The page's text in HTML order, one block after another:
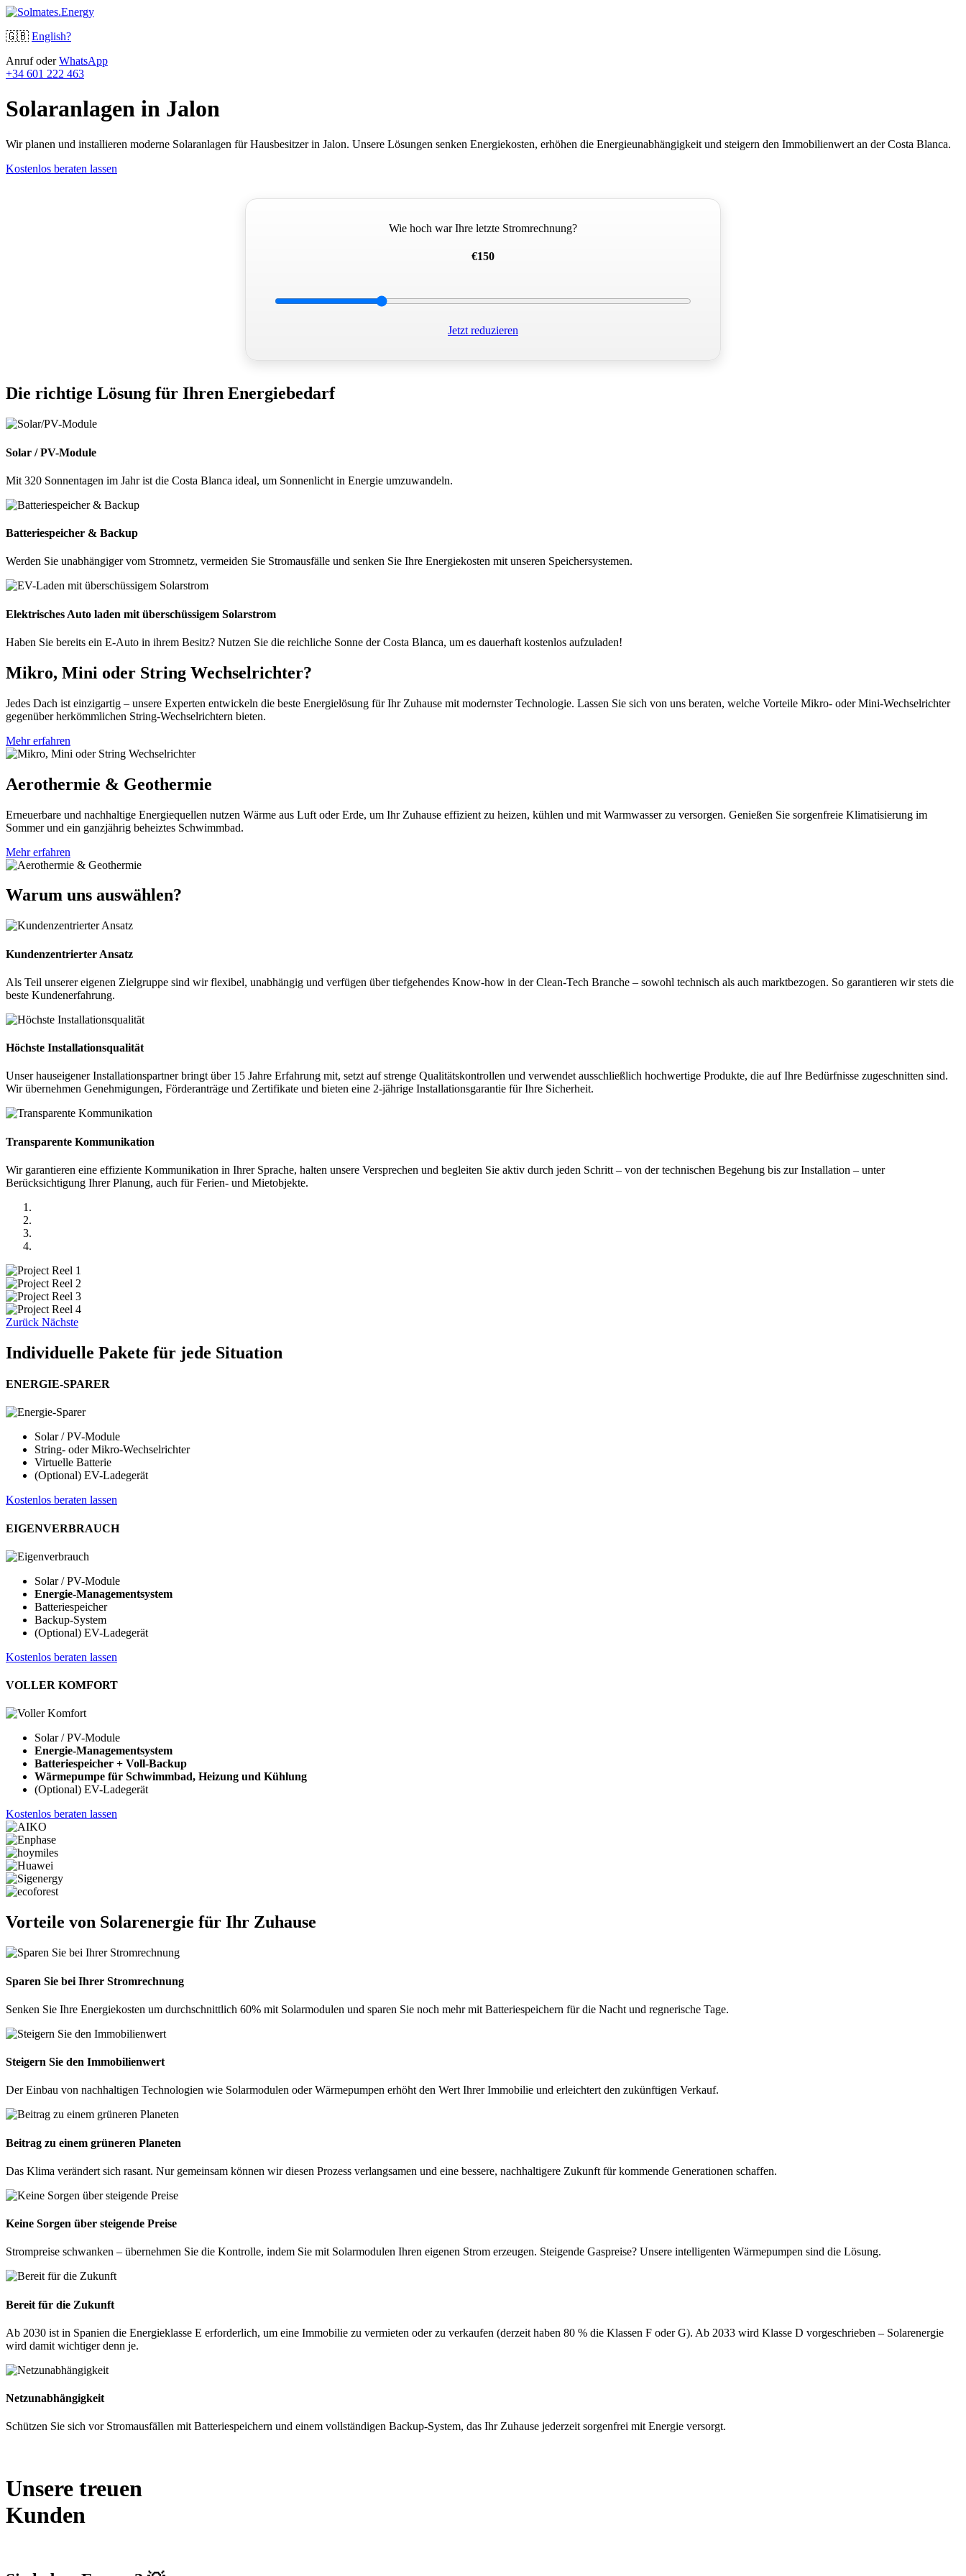
🇬🇧 English?
Anruf oderWhatsApp
+34 601 222 463
Solaranlagen in Jalon
Wir planen und installieren moderne Solaranlagen für Hausbesitzer in Jalon. Unsere Lösungen senken Energiekosten, erhöhen die Energieunabhängigkeit und steigern den Immobilienwert an der Costa Blanca.
Kostenlos beraten lassen
Wie hoch war Ihre letzte Stromrechnung?
€150
Jetzt reduzieren
Die richtige Lösung für Ihren Energiebedarf
Solar / PV-Module
Mit 320 Sonnentagen im Jahr ist die Costa Blanca ideal, um Sonnenlicht in Energie umzuwandeln.
Batteriespeicher & Backup
Werden Sie unabhängiger vom Stromnetz, vermeiden Sie Stromausfälle und senken Sie Ihre Energiekosten mit unseren Speichersystemen.
Elektrisches Auto laden mit überschüssigem Solarstrom
Haben Sie bereits ein E-Auto in ihrem Besitz? Nutzen Sie die reichliche Sonne der Costa Blanca, um es dauerhaft kostenlos aufzuladen!
Mikro, Mini oder String Wechselrichter?
Jedes Dach ist einzigartig – unsere Experten entwickeln die beste Energielösung für Ihr Zuhause mit modernster Technologie. Lassen Sie sich von uns beraten, welche Vorteile Mikro- oder Mini-Wechselrichter
gegenüber herkömmlichen String-Wechselrichtern bieten.
Mehr erfahren
Aerothermie & Geothermie
Erneuerbare und nachhaltige Energiequellen nutzen Wärme aus Luft oder Erde, um Ihr Zuhause effizient zu heizen, kühlen und mit Warmwasser zu versorgen. Genießen Sie sorgenfreie Klimatisierung im
Sommer und ein ganzjährig beheiztes Schwimmbad.
Mehr erfahren
Warum uns auswählen?
Kundenzentrierter Ansatz
Als Teil unserer eigenen Zielgruppe sind wir flexibel, unabhängig und verfügen über tiefgehendes Know-how in der Clean-Tech Branche – sowohl technisch als auch marktbezogen. So garantieren wir stets die
beste Kundenerfahrung.
Höchste Installationsqualität
Unser hauseigener Installationspartner bringt über 15 Jahre Erfahrung mit, setzt auf strenge Qualitätskontrollen und verwendet ausschließlich hochwertige Produkte, die auf Ihre Bedürfnisse zugeschnitten sind.
Wir übernehmen Genehmigungen, Förderanträge und Zertifikate und bieten eine 2-jährige Installationsgarantie für Ihre Sicherheit.
Transparente Kommunikation
Wir garantieren eine effiziente Kommunikation in Ihrer Sprache, halten unsere Versprechen und begleiten Sie aktiv durch jeden Schritt – von der technischen Begehung bis zur Installation – unter
Berücksichtigung Ihrer Planung, auch für Ferien- und Mietobjekte.
Zurück Nächste
Individuelle Pakete für jede Situation
ENERGIE-SPARER
Solar / PV-Module
String- oder Mikro-Wechselrichter
Virtuelle Batterie
(Optional) EV-Ladegerät
Kostenlos beraten lassen
EIGENVERBRAUCH
Solar / PV-Module
Energie-Managementsystem
Batteriespeicher
Backup-System
(Optional) EV-Ladegerät
Kostenlos beraten lassen
VOLLER KOMFORT
Solar / PV-Module
Energie-Managementsystem
Batteriespeicher + Voll-Backup
Wärmepumpe für Schwimmbad, Heizung und Kühlung
(Optional) EV-Ladegerät
Kostenlos beraten lassen
Vorteile von Solarenergie für Ihr Zuhause
Sparen Sie bei Ihrer Stromrechnung
Senken Sie Ihre Energiekosten um durchschnittlich 60% mit Solarmodulen und sparen Sie noch mehr mit Batteriespeichern für die Nacht und regnerische Tage.
Steigern Sie den Immobilienwert
Der Einbau von nachhaltigen Technologien wie Solarmodulen oder Wärmepumpen erhöht den Wert Ihrer Immobilie und erleichtert den zukünftigen Verkauf.
Beitrag zu einem grüneren Planeten
Das Klima verändert sich rasant. Nur gemeinsam können wir diesen Prozess verlangsamen und eine bessere, nachhaltigere Zukunft für kommende Generationen schaffen.
Keine Sorgen über steigende Preise
Strompreise schwanken – übernehmen Sie die Kontrolle, indem Sie mit Solarmodulen Ihren eigenen Strom erzeugen. Steigende Gaspreise? Unsere intelligenten Wärmepumpen sind die Lösung.
Bereit für die Zukunft
Ab 2030 ist in Spanien die Energieklasse E erforderlich, um eine Immobilie zu vermieten oder zu verkaufen (derzeit haben 80 % die Klassen F oder G). Ab 2033 wird Klasse D vorgeschrieben – Solarenergie
wird damit wichtiger denn je.
Netzunabhängigkeit
Schützen Sie sich vor Stromausfällen mit Batteriespeichern und einem vollständigen Backup-System, das Ihr Zuhause jederzeit sorgenfrei mit Energie versorgt.
Unsere treuen
Kunden